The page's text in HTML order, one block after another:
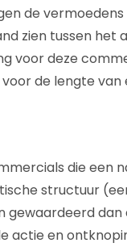
de vermoedens
zien tussen het
voor deze
de lengte van
die een
structuur
dan
actie en